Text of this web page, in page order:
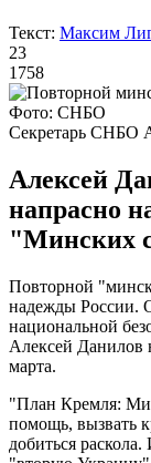
Текст: Максим
23
1758
Фото: СНБО
Секретарь СНБО
Алексей
напрасно
"Минских
Повторной
надежды России.
национальной
Алексей Данилов
марта.
"План Кремля:
помощь, вызвать
добиться